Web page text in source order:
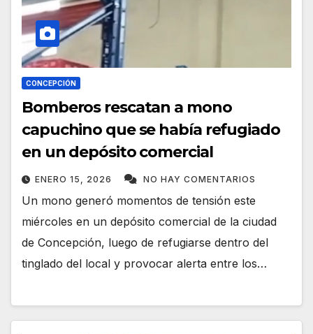
CONCEPCIÓN
Bomberos rescatan a mono
capuchino que se había refugiado
en un depósito comercial
ENERO 15, 2026 NO HAY COMENTARIOS
Un mono generó momentos de tensión este
miércoles en un depósito comercial de la ciudad
de Concepción, luego de refugiarse dentro del
tinglado del local y provocar alerta entre los…